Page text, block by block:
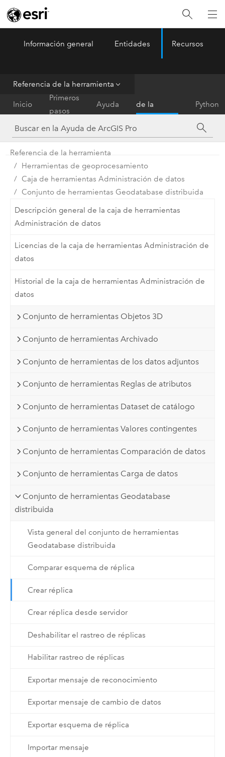
ArcGIS Pro Menu
Información general Entidades Recursos
Referencia de la herramienta
Inicio
Primeros
pasos
Ayuda
de la
herramienta
Python
Referencia de la herramienta
Herramientas de geoprocesamiento
Caja de herramientas Administración de datos
Conjunto de herramientas Geodatabase distribuida
Descripción general de la caja de herramientas
Administración de datos
Licencias de la caja de herramientas Administración de
datos
Historial de la caja de herramientas Administración de
datos
Conjunto de herramientas Objetos 3D
Conjunto de herramientas Archivado
Conjunto de herramientas de los datos adjuntos
Conjunto de herramientas Reglas de atributos
Conjunto de herramientas Dataset de catálogo
Conjunto de herramientas Valores contingentes
Conjunto de herramientas Comparación de datos
Conjunto de herramientas Carga de datos
Conjunto de herramientas Geodatabase
distribuida
Vista general del conjunto de herramientas
Geodatabase distribuida
Comparar esquema de réplica
Crear réplica
Crear réplica desde servidor
Deshabilitar el rastreo de réplicas
Habilitar rastreo de réplicas
Exportar mensaje de reconocimiento
Exportar mensaje de cambio de datos
Exportar esquema de réplica
Importar mensaje